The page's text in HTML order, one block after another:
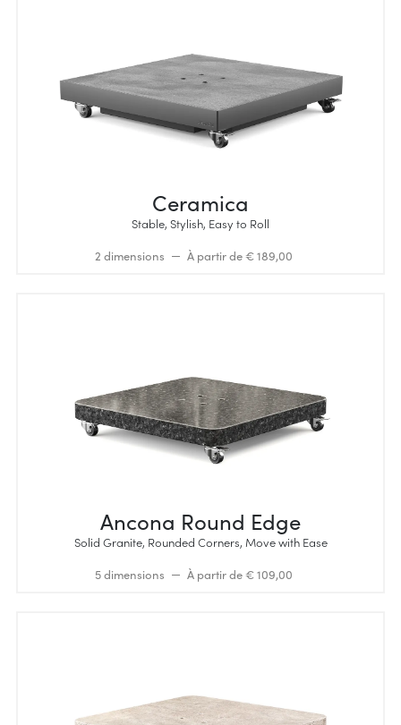
Ceramica
Stable, Stylish, Easy to Roll
2 dimensions À partir de € 189,00
Ancona Round Edge
Solid Granite, Rounded Corners, Move with Ease
5 dimensions À partir de € 109,00